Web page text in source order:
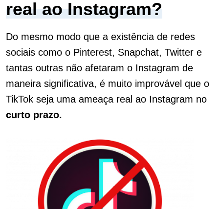
real ao Instagram?
Do mesmo modo que a existência de redes
sociais como o Pinterest, Snapchat, Twitter e
tantas outras não afetaram o Instagram de
maneira significativa, é muito improvável que o
TikTok seja uma ameaça real ao Instagram no
curto prazo.